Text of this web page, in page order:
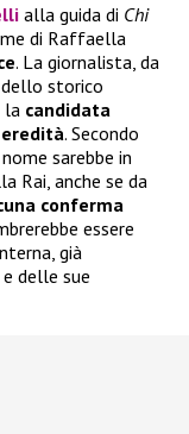
alla guida di Chi
di Raffaella
. La giornalista, da
storico
la candidata
. Secondo
sarebbe in
Rai, anche se da
conferma
essere
già
delle sue